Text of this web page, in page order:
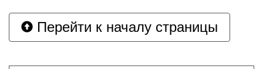
Перейти к началу страницы